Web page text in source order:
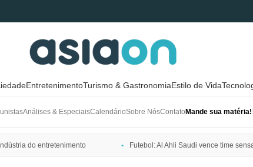
EntretenimentoTurismo & GastronomiaEstilo de Vida
Análises & EspeciaisCalendárioSobre NósContato Mande sua matéria!
do entretenimento Futebol: Al Ahli Saudi vence time